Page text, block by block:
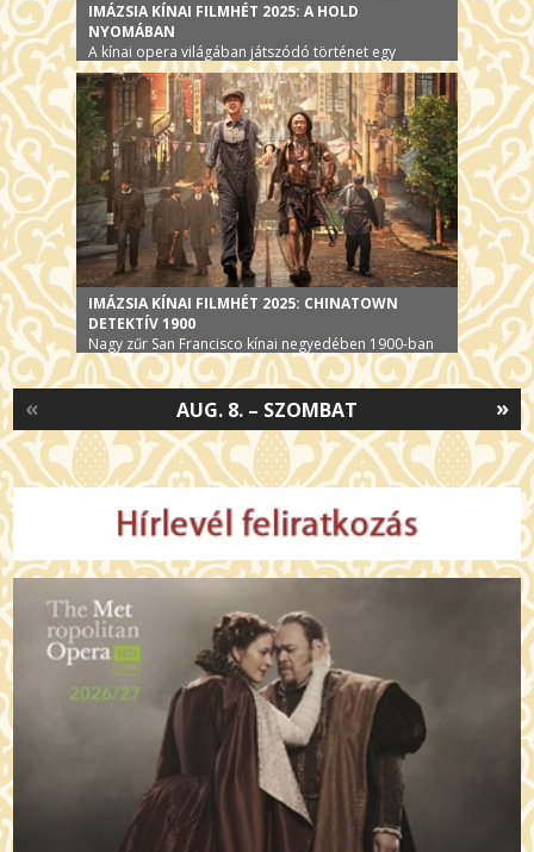
IMÁZSIA KÍNAI FILMHÉT 2025: A HOLD
NYOMÁBAN
A kínai opera világában játszódó történet egy
operaénekesnőről - Vendégünk Qiao Liang rendező
IMÁZSIA KÍNAI FILMHÉT 2025: CHINATOWN
DETEKTÍV 1900
Nagy zűr San Francisco kínai negyedében 1900-ban
»
AUG. 8. – SZOMBAT
«